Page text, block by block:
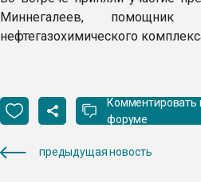
Миннегалеев,
нефтегазохимического
Комментировать
форуме
предыдущая новость